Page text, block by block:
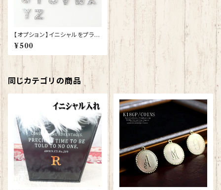
【オプション】イニシャルをプラス
する
¥500
同じカテゴリの商品